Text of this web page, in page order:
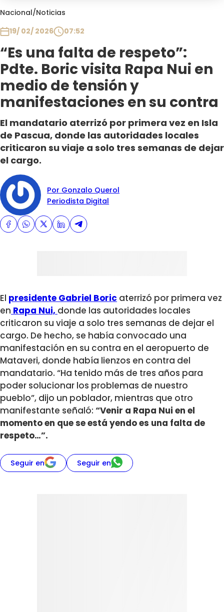
Nacional/Noticias
19/ 02/ 2026
07:52
“Es una falta de respeto”:
Pdte. Boric visita Rapa Nui en
medio de tensión y
manifestaciones en su contra
El mandatario aterrizó por primera vez en Isla
de Pascua, donde las autoridades locales
criticaron su viaje a solo tres semanas de dejar
el cargo.
Por Gonzalo Querol
Periodista Digital
El presidente Gabriel Boric aterrizó por primera vez
en Rapa Nui, donde las autoridades locales
criticaron su viaje a solo tres semanas de dejar el
cargo. De hecho, se había convocado una
manifestación en su contra en el aeropuerto de
Mataveri, donde había lienzos en contra del
mandatario. “Ha tenido más de tres años para
poder solucionar los problemas de nuestro
pueblo”, dijo un poblador, mientras que otro
manifestante señaló: “Venir a Rapa Nui en el
momento en que se está yendo es una falta de
respeto…”.
Seguir en Seguir en
Club De La Comedia
Plan Perfecto
El Tiempo
Sabingo
Todos Los Programas